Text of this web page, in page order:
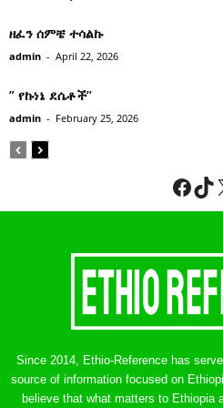
ዘፈን ሰምቼ ተሳልኩ
admin - April 22, 2026
” የኩነኔ ደሴቶች’’
admin - February 25, 2026
Since 2014, Ethio-Reference has
source of information focused on
believe that what matters to Ethiopia